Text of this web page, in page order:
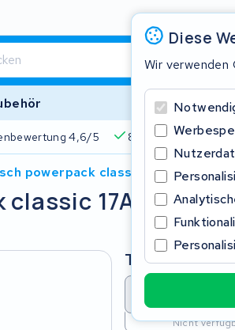
4,6/5 825+ Akkus
Diese
Wir verwenden
powerpack classic 17Ah 36V
17Ah 36V
Typ
Batterie
Nicht
Beginnen Sie mit der Eingabe in der